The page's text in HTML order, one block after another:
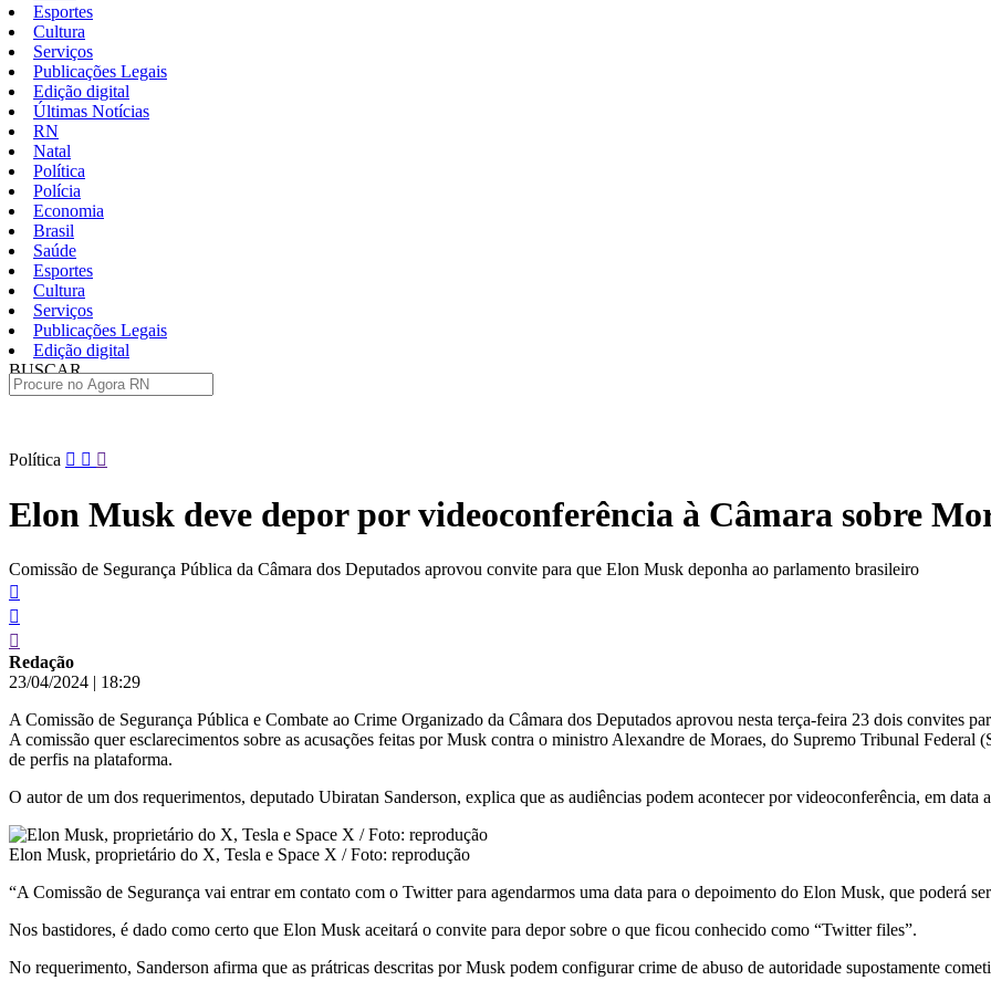
Esportes
Cultura
Serviços
Publicações Legais
Edição digital
Últimas Notícias
RN
Natal
Política
Polícia
Economia
Brasil
Saúde
Esportes
Cultura
Serviços
Publicações Legais
Edição digital
BUSCAR
Pular
conteúdo
Política
Elon Musk deve depor por videoconferência à Câmara sobre
Comissão de Segurança Pública da Câmara dos Deputados aprovou convite para que Elon Musk deponha ao parlamento brasileiro
Redação
23/04/2024 | 18:29
A Comissão de Segurança Pública e Combate ao Crime Organizado da Câmara dos Deputados aprovou nesta terça-feira 23 dois convites
A comissão quer esclarecimentos sobre as acusações feitas por Musk contra o ministro Alexandre de Moraes, do Supremo Tribunal
de perfis na plataforma.
O autor de um dos requerimentos, deputado Ubiratan Sanderson, explica que as audiências podem acontecer por videoconferência, em data
Elon Musk, proprietário do X, Tesla e Space X / Foto: reprodução
“A Comissão de Segurança vai entrar em contato com o Twitter para agendarmos uma data para o depoimento do Elon Musk, que poderá
Nos bastidores, é dado como certo que Elon Musk aceitará o convite para depor sobre o que ficou conhecido como “Twitter files”.
No requerimento, Sanderson afirma que as prátricas descritas por Musk podem configurar crime de abuso de autoridade supostamente